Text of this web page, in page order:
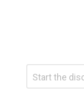
Reply